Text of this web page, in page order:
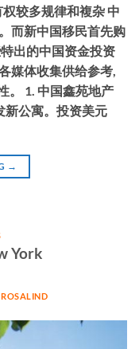
较多规律和複杂 中
而新中国移民首先购
出的中国资金投资
媒体收集供给参考,
。 1. 中国鑫苑地产
公寓。投资美元
→
York
ROSALIND